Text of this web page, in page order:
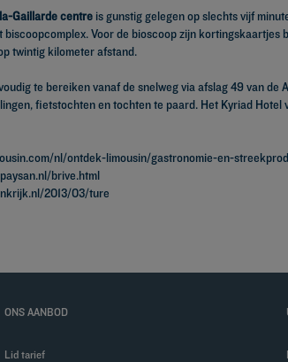
Gaillarde centre is gunstig gelegen op slechts vijf
biscoopcomplex. Voor de bioscoop zijn
twintig kilometer afstand.
te bereiken vanaf de snelweg via afslag 49 van
fietstochten en tochten te paard. Het Kyriad
nl/ontdek-limousin/gastronomie-en-
brive.html
2013/03/ture
ONS AANBOD
Lid tarief